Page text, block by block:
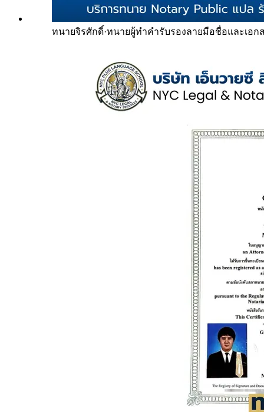
ทนายจิรศักดิ์·ทนายผู้ทำคำรับรองลายมือชื่อและเอก